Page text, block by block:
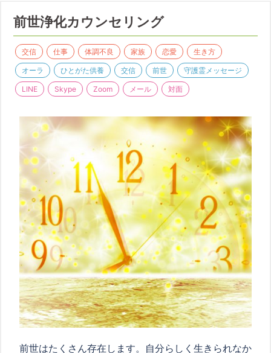
前世浄化カウンセリング
交信 仕事 体調不良 家族 恋愛 生き方
オーラ ひとがた供養 交信 前世 守護霊メッセージ
LINE Skype Zoom メール 対面
前世はたくさん存在します。自分らしく生きられなか